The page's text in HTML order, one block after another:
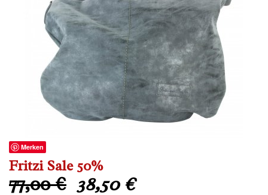
Merken
Fritzi Sale 50%
77,00 € 38,50 €